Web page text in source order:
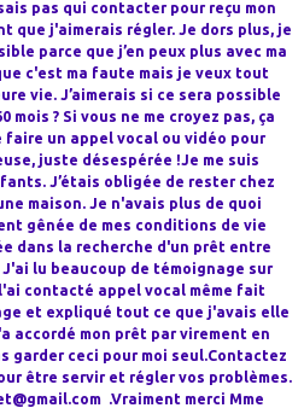
pas qui contacter pour reçu mon
que j'aimerais régler. Je dors plus, je
parce que j’en peux plus avec ma
c'est ma faute mais je veux tout
vie. J’aimerais si ce sera possible
mois ? Si vous ne me croyez pas, ça
faire un appel vocal ou vidéo pour
juste désespérée !Je me suis
J’étais obligée de rester chez
maison. Je n'avais plus de quoi
gênée de mes conditions de vie
dans la recherche d'un prêt entre
lu beaucoup de témoignage sur
l'ai contacté appel vocal même fait
et expliqué tout ce que j'avais elle
accordé mon prêt par virement en
garder ceci pour moi seul.Contactez
être servir et régler vos problèmes.
.Vraiment merci Mme